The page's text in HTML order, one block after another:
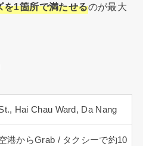
を1箇所で満たせるのが最大
Hai Chau Ward, Da Nang
港からGrab / タクシーで約10